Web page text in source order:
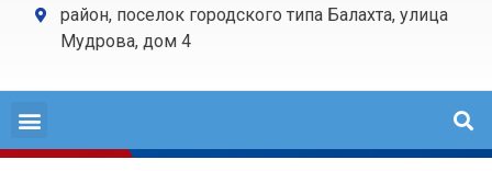
район, поселок городского типа Балахта, улица
Мудрова, дом 4